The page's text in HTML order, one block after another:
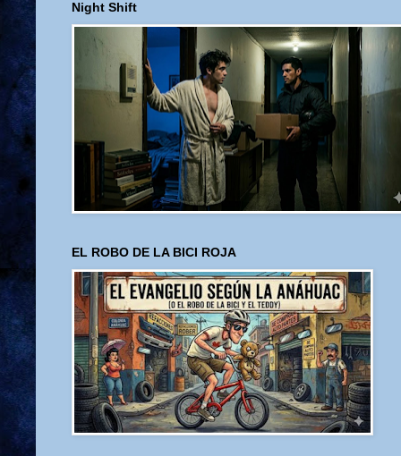
Night Shift
EL ROBO DE LA BICI ROJA